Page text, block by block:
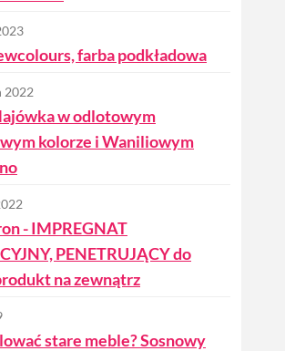
farba podkładowa
2022
w odlotowym
kolorze i Waniliowym
- IMPREGNAT
PENETRUJĄCY do
na zewnątrz
stare meble? Sosnowy